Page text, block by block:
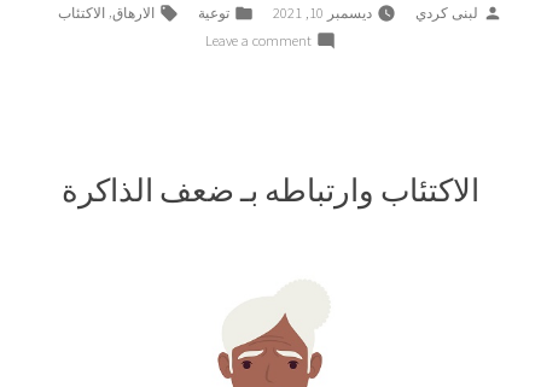
Posted
لبنى كردي ديسمبر 10, 2021
Posted
in
توعية Tags:
الارهاق, الاكتئاب
Leave a comment
النجاة
الاكتئاب وارتباطه بـ ضعف الذاكرة